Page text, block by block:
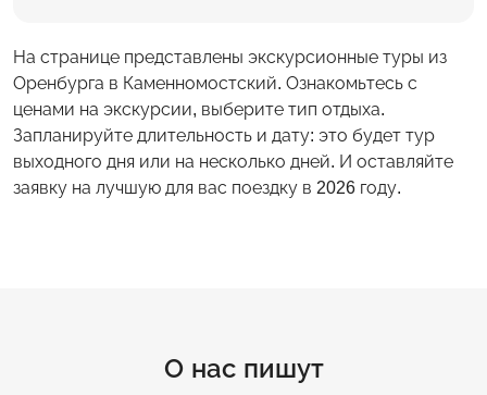
На странице представлены экскурсионные туры из
Оренбурга в Каменномостский. Ознакомьтесь с
ценами на экскурсии, выберите тип отдыха.
Запланируйте длительность и дату: это будет тур
выходного дня или на несколько дней. И оставляйте
заявку на лучшую для вас поездку в 2026 году.
О нас пишут